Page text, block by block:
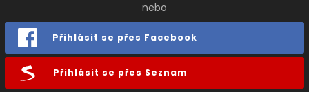
nebo
Přihlásit se přes Facebook
Přihlásit se přes Seznam